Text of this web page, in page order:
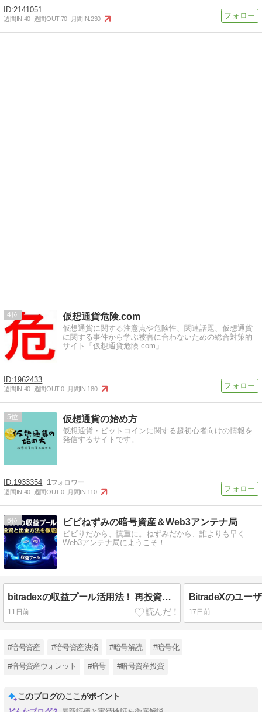
2141051
週間IN:40 週間OUT:70 月間IN:230
4 仮想通貨危険.com
仮想通貨に関する注意点や危険性、関連話題、仮想通貨
に関する事件から学ぶ被害に合わないための総合対策的
サイト「仮想通貨危険.com」
1962433
週間IN:40 週間OUT:0 月間IN:180
5 仮想通貨の始め方
仮想通貨・ビットコインに関する超初心者向けの情報を
発信するサイトです。
1933354 1
週間IN:40 週間OUT:0 月間IN:110
6 ビビねずみの暗号資産＆Web3アンテナ局
ビビりだから、慎重に。ねずみだから、誰よりも早く
Web3アンテナ局にようこそ！
bitradexの収益プール活用法！ 再投資と出金方法を徹底解説
11日前 17日前
#暗号資産 #暗号資産決済 #暗号解読 #暗号化
#暗号資産ウォレット #暗号 #暗号資産投資
このブログのここがポイント